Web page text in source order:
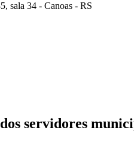
sala 34 - Canoas - RS
servidores